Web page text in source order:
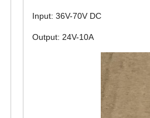
Input: 36V-70V DC
Output: 24V-10A